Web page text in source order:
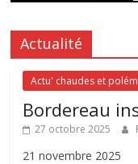
Actualité
Actu' chaudes et
Bordereau
27 octobre 2025
21 novembre 2025